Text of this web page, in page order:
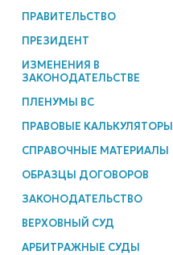
ПРАВИТЕЛЬСТВО
ПРЕЗИДЕНТ
ИЗМЕНЕНИЯ В
ЗАКОНОДАТЕЛЬСТВЕ
ПЛЕНУМЫ ВС
ПРАВОВЫЕ КАЛЬКУЛЯТОРЫ
СПРАВОЧНЫЕ МАТЕРИАЛЫ
ОБРАЗЦЫ ДОГОВОРОВ
ЗАКОНОДАТЕЛЬСТВО
ВЕРХОВНЫЙ СУД
АРБИТРАЖНЫЕ СУДЫ